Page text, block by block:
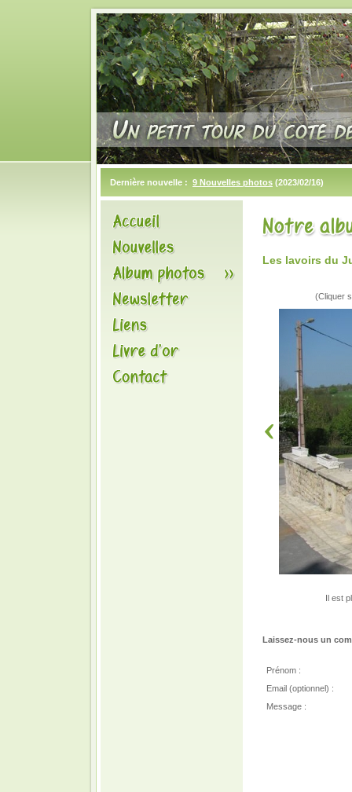
Dernière nouvelle : 9 Nouvelles photos (2023/02/16)
Les lavoirs du
(Cliquer
Il est
Laissez-nous un
Prénom :
Email (optionnel) :
Message :